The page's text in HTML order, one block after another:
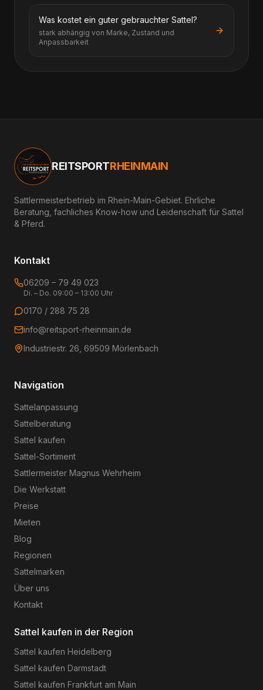
Was kostet ein guter gebrauchter Sattel?
stark abhängig von Marke, Zustand und
Anpassbarkeit
REITSPORTRHEINMAIN
Sattlermeisterbetrieb im Rhein-Main-Gebiet. Ehrliche
Beratung, fachliches Know-how und Leidenschaft für Sattel
& Pferd.
Kontakt
06209 – 79 49 023
Di. – Do. 09:00 – 13:00 Uhr
0170 / 288 75 28
info@reitsport-rheinmain.de
Industriestr. 26, 69509 Mörlenbach
Navigation
Sattelanpassung
Sattelberatung
Sattel kaufen
Sattel-Sortiment
Sattlermeister Magnus Wehrheim
Die Werkstatt
Preise
Mieten
Blog
Regionen
Sattelmarken
Über uns
Kontakt
Sattel kaufen in der Region
Sattel kaufen Heidelberg
Sattel kaufen Darmstadt
Sattel kaufen Frankfurt am Main